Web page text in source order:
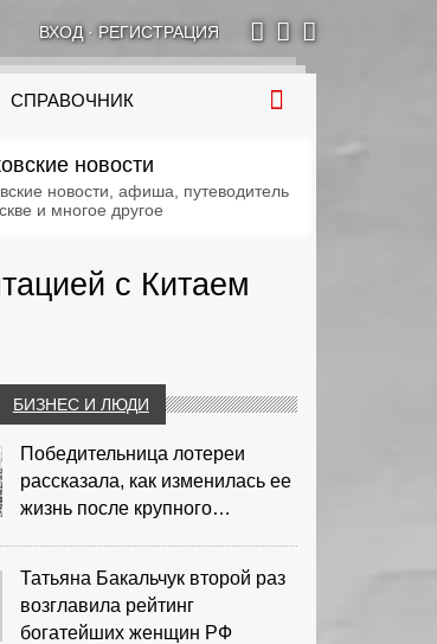
ВХОД· РЕГИСТРАЦИЯ
СПРАВОЧНИК
новости
новости, афиша, путеводитель
и многое другое
с Китаем
БИЗНЕС И ЛЮДИ
Победительница лотереи
рассказала, как изменилась ее
жизнь после крупного
Татьяна Бакальчук второй раз
возглавила рейтинг
богатейших женщин РФ